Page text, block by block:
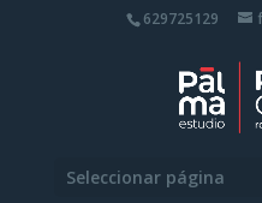
629725129
Seleccionar página